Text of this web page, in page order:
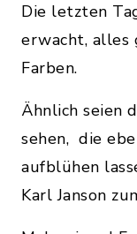
Die letzten
erwacht, alles
Farben.
Ähnlich seien
sehen, die
aufblühen
Karl Janson